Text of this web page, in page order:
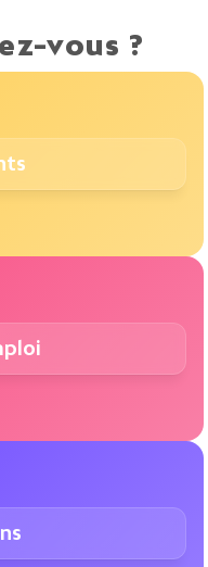
vous ?